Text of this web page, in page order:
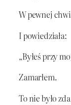
W pewnej
I powiedziała:
„Byłeś przy
Zamarłem.
To nie było